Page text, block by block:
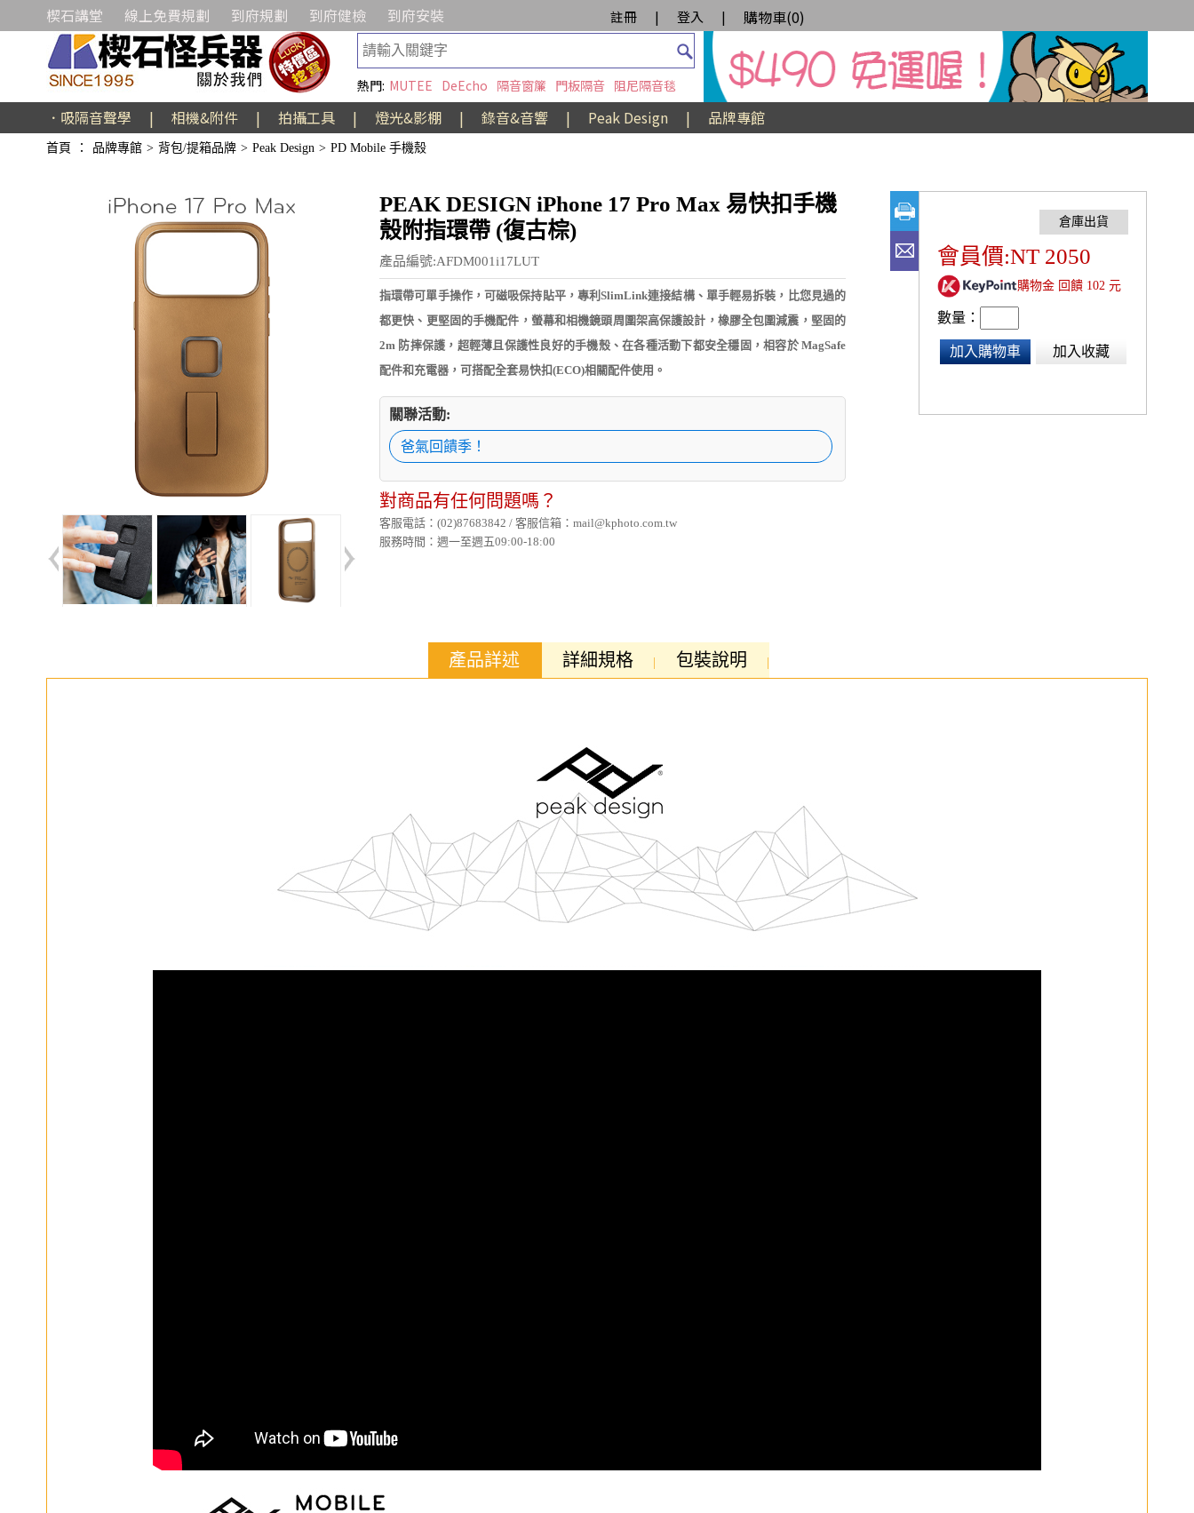
楔石講堂 線上免費規劃 到府規劃 到府健檢 到府安裝 註冊 | 登入 | 購物車(0)
熱門: MUTEE DeEcho 隔音窗簾 門板隔音 阻尼隔音毯
．吸隔音聲學 | 相機&附件 | 拍攝工具 | 燈光&影棚 | 錄音&音響 | Peak Design | 品牌專館
首頁 ： 品牌專館 > 背包/提箱品牌 > Peak Design > PD Mobile 手機殼
PEAK DESIGN iPhone 17 Pro Max 易快扣手機
殼附指環帶 (復古棕)
產品編號:AFDM001i17LUT
指環帶可單手操作，可磁吸保持貼平，專利SlimLink連接結構、單手輕易拆裝，比您見過的
都更快、更堅固的手機配件，螢幕和相機鏡頭周圍架高保護設計，橡膠全包圍減震，堅固的
2m 防摔保護，超輕薄且保護性良好的手機殼、在各種活動下都安全穩固，相容於 MagSafe
配件和充電器，可搭配全套易快扣(ECO)相關配件使用。
關聯活動:
爸氣回饋季！
對商品有任何問題嗎？
客服電話：(02)87683842 / 客服信箱：mail@kphoto.com.tw
服務時間：週一至週五09:00-18:00
會員價:NT 2050
購物金 回饋 102 元
數量：
加入購物車 加入收藏
產品詳述 詳細規格 包裝說明